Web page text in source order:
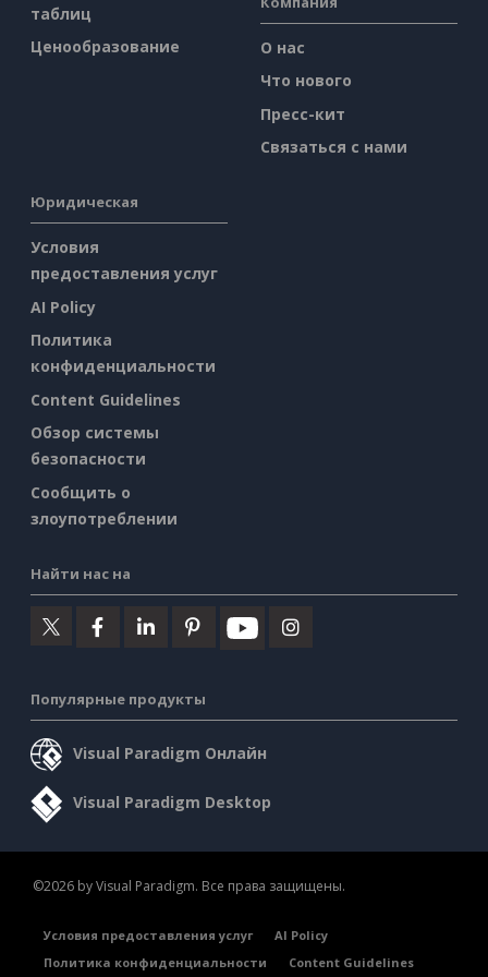
таблиц
Ценообразование
О нас
Что нового
Пресс-кит
Связаться с нами
Юридическая
Условия
предоставления услуг
AI Policy
Политика
конфиденциальности
Content Guidelines
Обзор системы
безопасности
Сообщить о
злоупотреблении
Найти нас на
Популярные продукты
Visual Paradigm Онлайн
Visual Paradigm Desktop
©2026 by Visual Paradigm. Все права защищены.
Условия предоставления услуг
AI Policy
Политика конфиденциальности
Content Guidelines